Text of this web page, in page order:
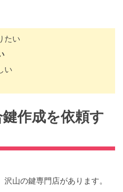
たい
い
作成を依頼す
山の鍵専門店があります。